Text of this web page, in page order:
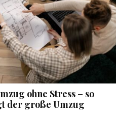
ohne Stress – so
der große Umzug